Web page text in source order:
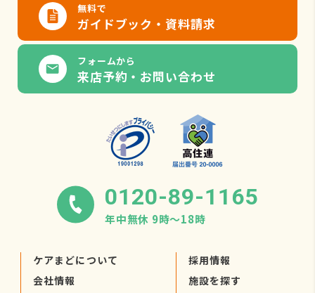
無料で
ガイドブック・資料請求
フォームから
来店予約・お問い合わせ
0120-89-1165
年中無休 9時〜18時
ケアまどについて
会社情報
採用情報
施設を探す